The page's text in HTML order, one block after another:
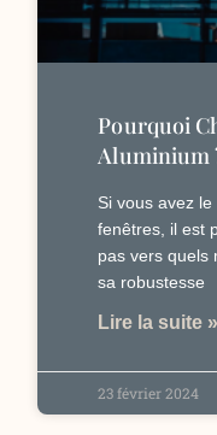
Pourquoi
Aluminium
Si vous avez
fenêtres, il est
pas vers quels
sa robustesse
Lire la suite »
23 février 2024